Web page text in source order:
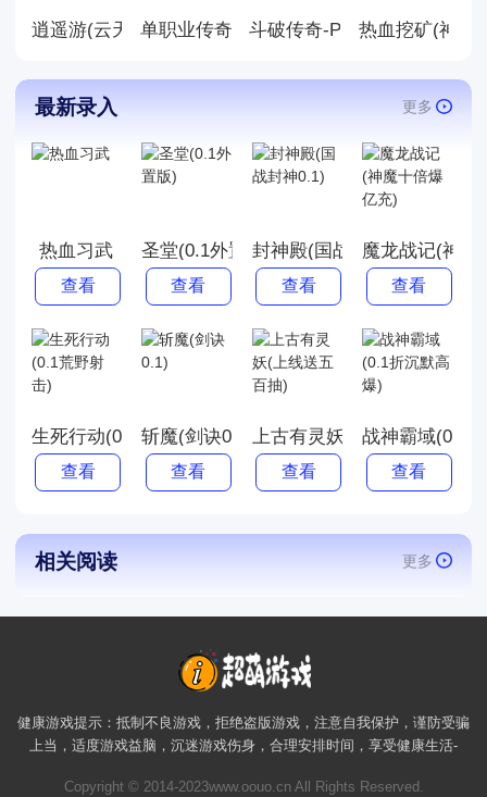
逍遥游(云天之巅)单职业传奇（买断版）
斗破传奇-P2 热血挖矿(神域
最新录入 更多
热血习武
查看
圣堂(0.1外置版)
查看
封神殿(国战封神0.1)
查看
魔龙战记(神魔
查看
生死行动(0.1荒野射击)
查看
斩魔(剑诀0.1)
查看
上古有灵妖(上线送五百抽)
查看
战神霸域(0.1
查看
相关阅读 更多
健康游戏提示：抵制不良游戏，拒绝盗版游戏，注意自我保护，谨防受骗
上当，适度游戏益脑，沉迷游戏伤身，合理安排时间，享受健康生活-
Copyright © 2014-2023www.oouo.cn All Rights Reserved.